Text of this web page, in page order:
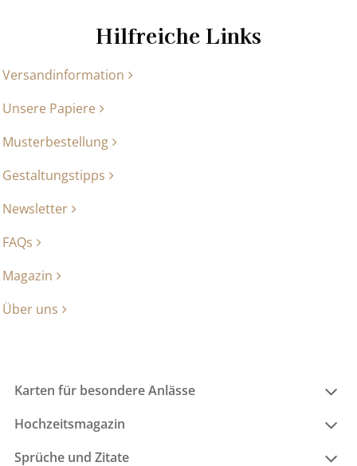
Hilfreiche Links
Versandinformation
Unsere Papiere
Musterbestellung
Gestaltungstipps
Newsletter
FAQs
Magazin
Über uns
Karten für besondere Anlässe
Hochzeitsmagazin
Sprüche und Zitate